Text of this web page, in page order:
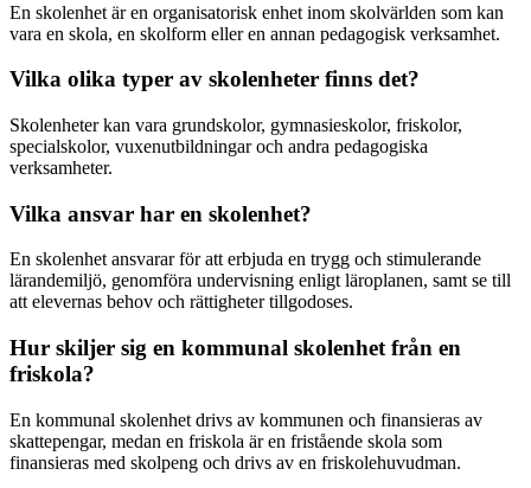
En skolenhet är en organisatorisk enhet inom skolvärlden som kan
vara en skola, en skolform eller en annan pedagogisk verksamhet.
Vilka olika typer av skolenheter finns det?
Skolenheter kan vara grundskolor, gymnasieskolor, friskolor,
specialskolor, vuxenutbildningar och andra pedagogiska
verksamheter.
Vilka ansvar har en skolenhet?
En skolenhet ansvarar för att erbjuda en trygg och stimulerande
lärandemiljö, genomföra undervisning enligt läroplanen, samt se till
att elevernas behov och rättigheter tillgodoses.
Hur skiljer sig en kommunal skolenhet från en
friskola?
En kommunal skolenhet drivs av kommunen och finansieras av
skattepengar, medan en friskola är en fristående skola som
finansieras med skolpeng och drivs av en friskolehuvudman.